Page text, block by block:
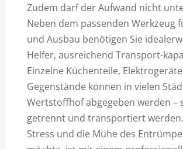
Zudem darf der Aufwand nicht
Neben dem passenden Werkzeug
und Ausbau benötigen Sie
Helfer, ausreichend Transport-
Einzelne Küchenteile,
Gegenstände können in vielen
Wertstoffhof abgegeben werden –
getrennt und transportiert
Stress und die Mühe des